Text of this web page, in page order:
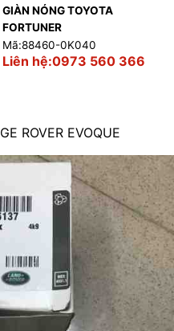
GIÀN NÓNG TOYOTA
FORTUNER
Mã:88460-0K040
Liên hệ:0973 560 366
ROVER EVOQUE